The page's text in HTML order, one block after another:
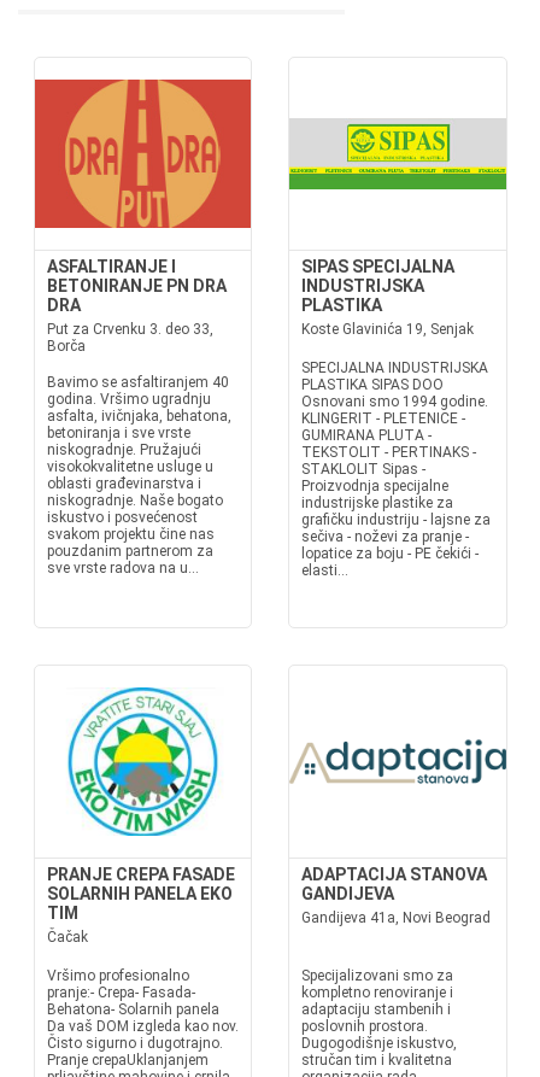
ASFALTIRANJE I
BETONIRANJE PN DRA
DRA
Put za Crvenku 3. deo 33,
Borča
Bavimo se asfaltiranjem 40
godina. Vršimo ugradnju
asfalta, ivičnjaka, behatona,
betoniranja i sve vrste
niskogradnje. Pružajući
visokokvalitetne usluge u
oblasti građevinarstva i
niskogradnje. Naše bogato
iskustvo i posvećenost
svakom projektu čine nas
pouzdanim partnerom za
sve vrste radova na u...
SIPAS SPECIJALNA
INDUSTRIJSKA
PLASTIKA
Koste Glavinića 19, Senjak
SPECIJALNA INDUSTRIJSKA
PLASTIKA SIPAS DOO
Osnovani smo 1994 godine.
KLINGERIT - PLETENICE -
GUMIRANA PLUTA -
TEKSTOLIT - PERTINAKS -
STAKLOLIT Sipas -
Proizvodnja specijalne
industrijske plastike za
grafičku industriju - lajsne za
sečiva - noževi za pranje -
lopatice za boju - PE čekići -
elasti...
PRANJE CREPA FASADE
SOLARNIH PANELA EKO
TIM
Čačak
Vršimo profesionalno
pranje:- Crepa- Fasada-
Behatona- Solarnih panela
Da vaš DOM izgleda kao nov.
Čisto sigurno i dugotrajno.
Pranje crepaUklanjanjem
ADAPTACIJA STANOVA
GANDIJEVA
Gandijeva 41a, Novi Beograd
Specijalizovani smo za
kompletno renoviranje i
adaptaciju stambenih i
poslovnih prostora.
Dugogodišnje iskustvo,
stručan tim i kvalitetna